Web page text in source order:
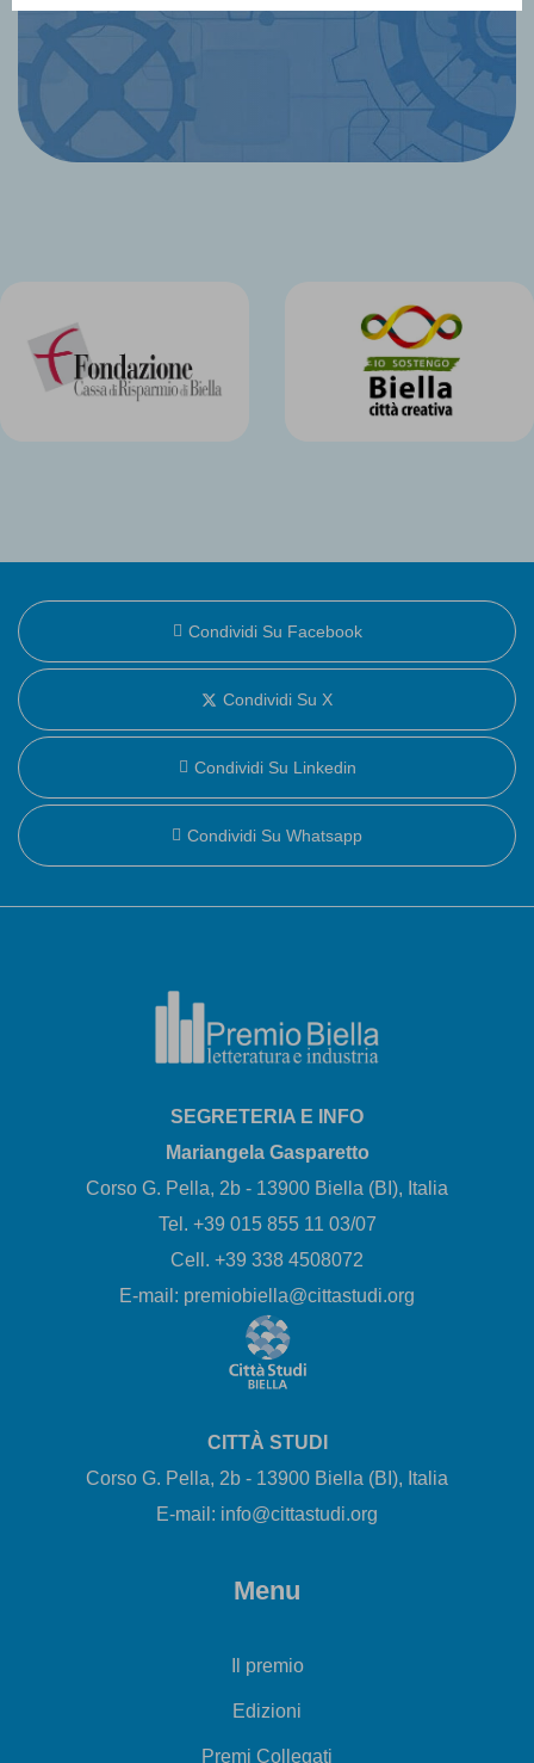
Condividi Su Facebook
Condividi Su X
Condividi Su Linkedin
Condividi Su Whatsapp
SEGRETERIA E INFO
Mariangela Gasparetto
Corso G. Pella, 2b - 13900 Biella (BI), Italia
Tel. +39 015 855 11 03/07
Cell. +39 338 4508072
E-mail: premiobiella@cittastudi.org
CITTÀ STUDI
Corso G. Pella, 2b - 13900 Biella (BI), Italia
E-mail: info@cittastudi.org
Menu
Il premio
Edizioni
Premi Collegati